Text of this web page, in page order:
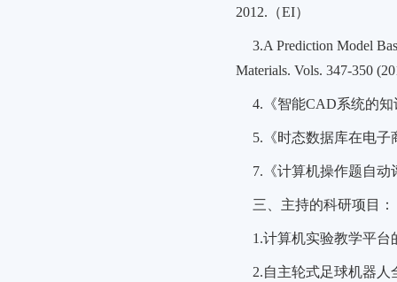
2012.（EI）
3.A Prediction Model
Materials. Vols. 347-350
4.《智能CAD系统的
5.《时态数据库在电
7.《计算机操作题自
三、主持的科研项目：
1.计算机实验教学平
2.自主轮式足球机器人